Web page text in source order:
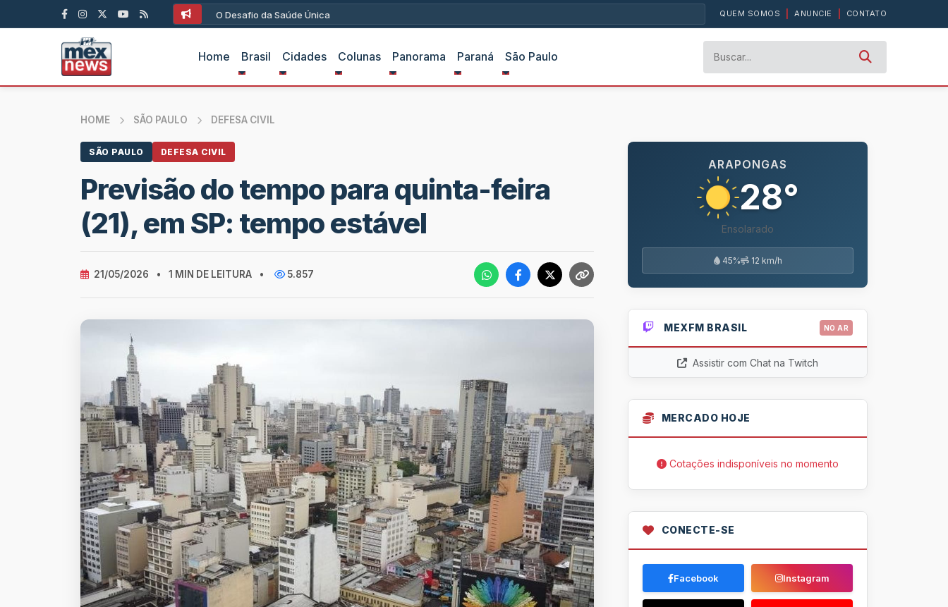
Capoeira versus Kung Fu e Karate? QUEM SOMOS ANUNCIE CONTATO
Home Brasil Cidades Colunas Panorama Paraná São Paulo
HOME SÃO PAULO DEFESA CIVIL
SÃO PAULO DEFESA CIVIL
Previsão do tempo para quinta-feira
(21), em SP: tempo estável
21/05/2026 • 1 MIN DE LEITURA • 5.857
ARAPONGAS
28°
Ensolarado
45% 12 km/h
MEXFM BRASIL NO AR
Assistir com Chat na Twitch
MERCADO HOJE
Cotações indisponíveis no momento
CONECTE-SE
Facebook Instagram